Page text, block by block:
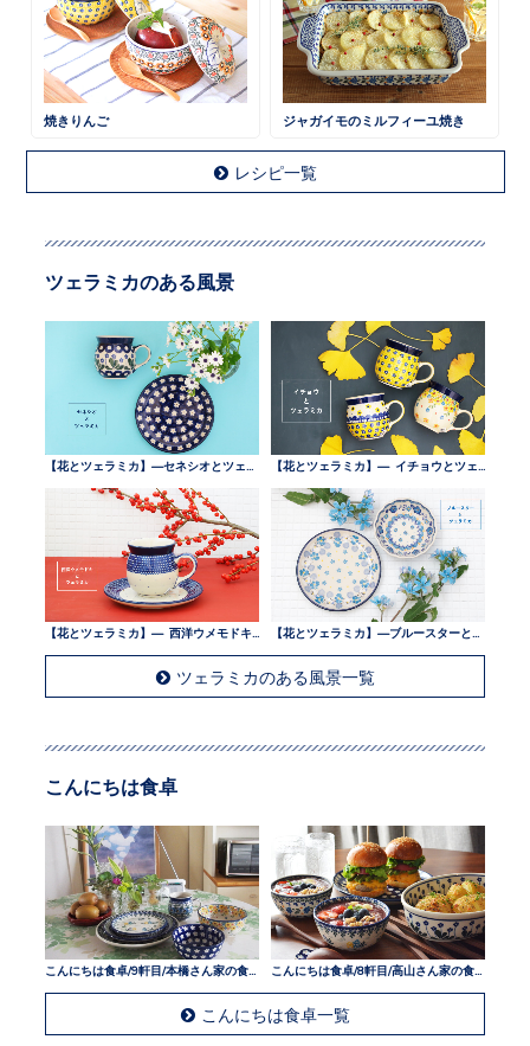
焼きりんご ジャガイモのミルフィーユ焼き
レシピ一覧
ツェラミカのある風景
ツェラミカのある風景一覧
こんにちは食卓
こんにちは食卓/9軒目/本橋さん家の食卓
こんにちは食卓一覧